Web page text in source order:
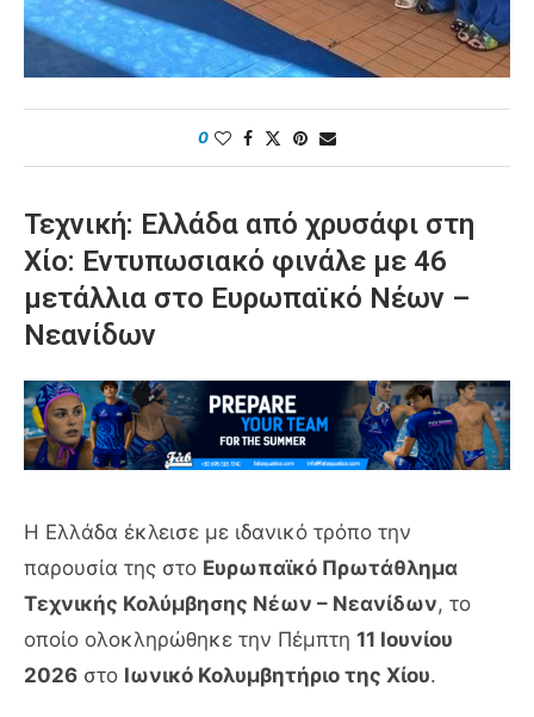
0
Τεχνική: Ελλάδα από χρυσάφι στη
Χίο: Εντυπωσιακό φινάλε με 46
μετάλλια στο Ευρωπαϊκό Νέων –
Νεανίδων
Η Ελλάδα έκλεισε με ιδανικό τρόπο την
παρουσία της στο Ευρωπαϊκό Πρωτάθλημα
Τεχνικής Κολύμβησης Νέων – Νεανίδων, το
οποίο ολοκληρώθηκε την Πέμπτη 11 Ιουνίου
2026 στο Ιωνικό Κολυμβητήριο της Χίου.